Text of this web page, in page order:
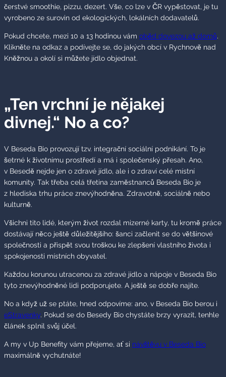
čerstvé smoothie, pizzu, dezert. Vše, co lze v ČR vypěstovat, je tu
vyrobeno ze surovin od ekologických, lokálních dodavatelů.
Pokud chcete, mezi 10 a 13 hodinou vám oběd dovezou až domů.
Klikněte na odkaz a podívejte se, do jakých obcí v Rychnově nad
Kněžnou a okolí si můžete jídlo objednat.
„Ten vrchní je nějakej
divnej.“ No a co?
V Beseda Bio provozují tzv. integrační sociální podnikání. To je
šetrné k životnímu prostředí a má i společenský přesah. Ano,
v Besedě nejde jen o zdravé jídlo, ale i o zdraví celé místní
komunity. Tak třeba celá třetina zaměstnanců Beseda Bio je
z hlediska trhu práce znevýhodněna. Zdravotně, sociálně nebo
kulturně.
Všichni tito lidé, kterým život rozdal mizerné karty, tu kromě práce
dostávají něco ještě důležitějšího: šanci začlenit se do většinové
společnosti a přispět svou troškou ke zlepšení vlastního života i
spokojenosti místních obyvatel.
Každou korunou utracenou za zdravé jídlo a nápoje v Beseda Bio
tyto znevýhodněné lidi podporujete. A ještě se dobře najíte.
No a když už se ptáte, hned odpovíme: ano, v Beseda Bio berou i
eStravenky. Pokud se do Besedy Bio chystáte brzy vyrazit, tenhle
článek splnil svůj účel.
A my v Up Benefity vám přejeme, ať si návštěvu v Beseda Bio
maximálně vychutnáte!